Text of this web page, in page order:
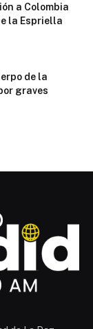
a Colombia
la Espriella
de la
graves